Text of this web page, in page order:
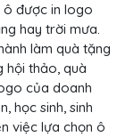
ô được in logo
hay trời mưa.
làm quà tặng
hội thảo, quà
của doanh
học sinh, sinh
việc lựa chọn ô